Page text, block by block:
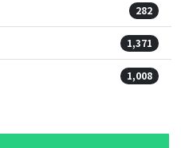
282
1,371
1,008